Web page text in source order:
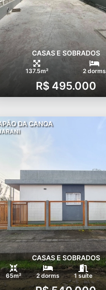
CASAS E SOBRADOS
137.5m² 2 dorms
R$ 495.000
DA CANOA
CASAS E SOBRADOS
65m² 2 dorms 1 suíte